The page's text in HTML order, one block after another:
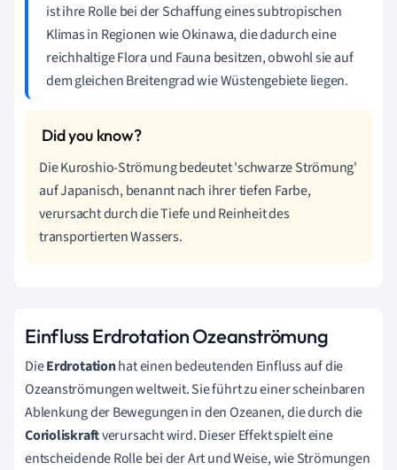
ist ihre Rolle bei der Schaffung eines subtropischen
Klimas in Regionen wie Okinawa, die dadurch eine
reichhaltige Flora und Fauna besitzen, obwohl sie auf
dem gleichen Breitengrad wie Wüstengebiete liegen.
Die Kuroshio-Strömung bedeutet 'schwarze Strömung'
auf Japanisch, benannt nach ihrer tiefen Farbe,
verursacht durch die Tiefe und Reinheit des
transportierten Wassers.
Einfluss Erdrotation Ozeanströmung
DieErdrotationhat einen bedeutenden Einfluss auf die
Ozeanströmungen weltweit. Sie führt zu einer scheinbaren
Ablenkung der Bewegungen in den Ozeanen, die durch die
Corioliskraftverursacht wird. Dieser Effekt spielt eine
entscheidende Rolle bei der Art und Weise, wie Strömungen